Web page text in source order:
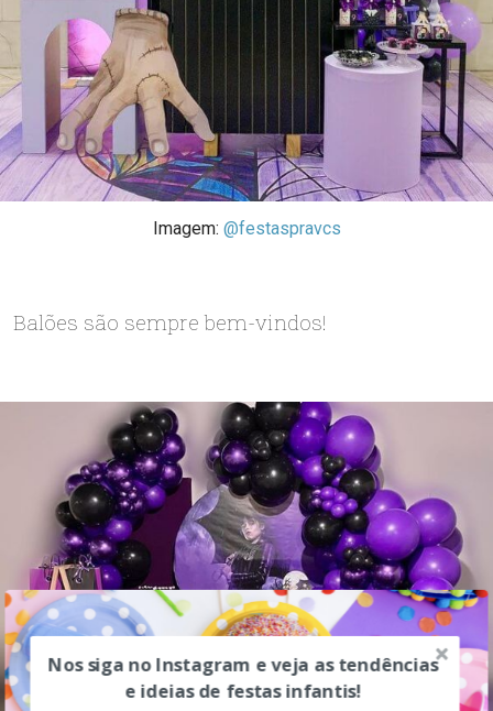
Imagem: @festaspravcs
Balões são sempre bem-vindos!
Nos siga no Instagram e veja as tendências
e ideias de festas infantis!